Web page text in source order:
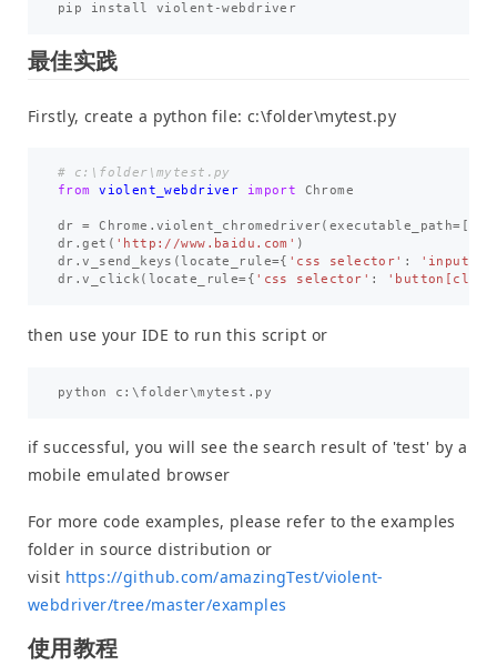
pip install violent -webdriver
最佳实践
Firstly, create a python file: c:\folder\mytest.py
from
violent_webdriver import Chrome
dr = Chrome .violent_chromedriver( executable_path=
dr .get ( 'http://www.baidu.com' )
dr .v_send_keys ( locate_rule={ 'css selector' :
dr .v_click ( locate_rule={ 'css selector' :
then use your IDE to run this script or
python c : \ folder\mytest . py
if successful, you will see the search result of 'test' by a
mobile emulated browser
For more code examples, please refer to the examples
folder in source distribution or
visit https://github.com/amazingTest/violent-
webdriver/tree/master/examples
使用教程